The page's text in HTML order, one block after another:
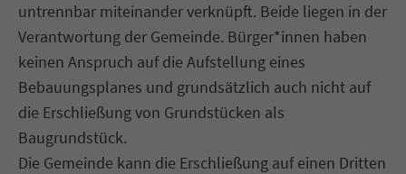
untrennbar miteinander verknüpft. Beide liegen in der
Verantwortung der Gemeinde. Bürger*innen haben
keinen Anspruch auf die Aufstellung eines
Bebauungsplanes und grundsätzlich auch nicht auf
die Erschließung von Grundstücken als
Baugrundstück.
Die Gemeinde kann die Erschließung auf einen Dritten